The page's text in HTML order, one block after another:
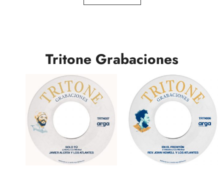
Tritone Grabaciones